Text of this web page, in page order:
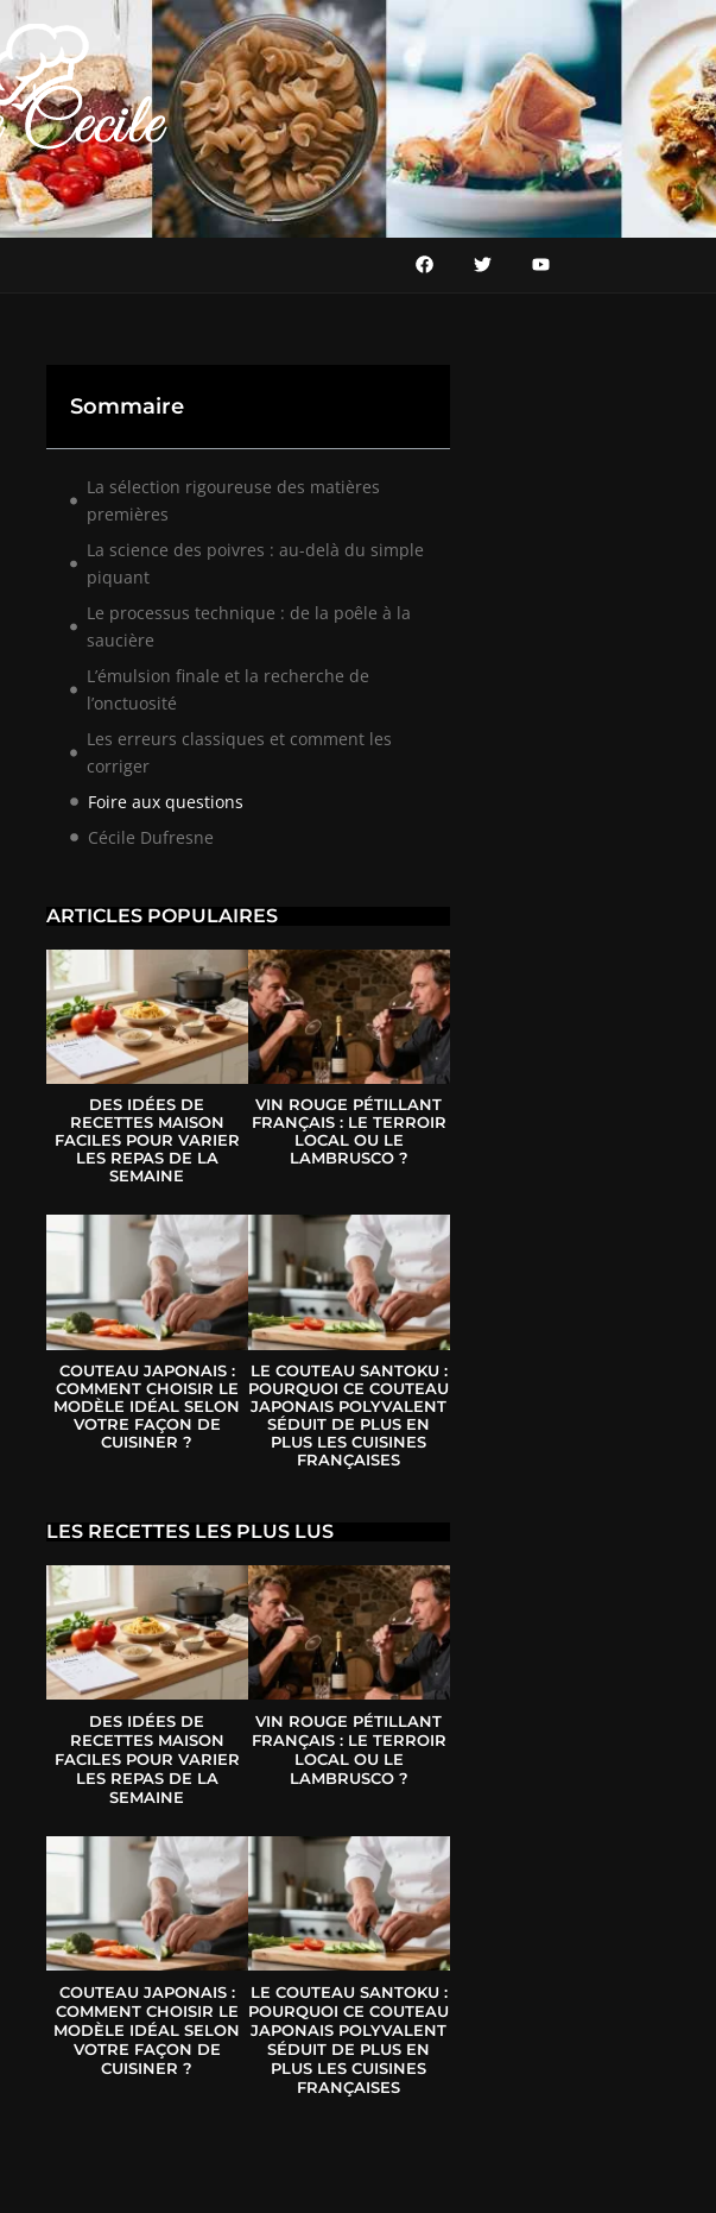
Sommaire
La sélection rigoureuse des matières
premières
La science des poivres : au-delà du simple
piquant
Le processus technique : de la poêle à la
saucière
L’émulsion finale et la recherche de
l’onctuosité
Les erreurs classiques et comment les
corriger
Foire aux questions
Cécile Dufresne
ARTICLES POPULAIRES
DES IDÉES DE
RECETTES MAISON
FACILES POUR VARIER
LES REPAS DE LA
SEMAINE
VIN ROUGE PÉTILLANT
FRANÇAIS : LE TERROIR
LOCAL OU LE
LAMBRUSCO ?
COUTEAU JAPONAIS :
COMMENT CHOISIR LE
MODÈLE IDÉAL SELON
VOTRE FAÇON DE
CUISINER ?
LE COUTEAU SANTOKU :
POURQUOI CE COUTEAU
JAPONAIS POLYVALENT
SÉDUIT DE PLUS EN
PLUS LES CUISINES
FRANÇAISES
LES RECETTES LES PLUS LUS
DES IDÉES DE
RECETTES MAISON
FACILES POUR VARIER
LES REPAS DE LA
SEMAINE
VIN ROUGE PÉTILLANT
FRANÇAIS : LE TERROIR
LOCAL OU LE
LAMBRUSCO ?
COUTEAU JAPONAIS :
COMMENT CHOISIR LE
MODÈLE IDÉAL SELON
VOTRE FAÇON DE
CUISINER ?
LE COUTEAU SANTOKU :
POURQUOI CE COUTEAU
JAPONAIS POLYVALENT
SÉDUIT DE PLUS EN
PLUS LES CUISINES
FRANÇAISES